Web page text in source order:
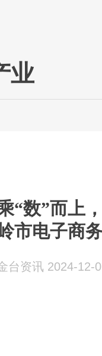
业
“数”而上
市电子商
台资讯 2024-12-